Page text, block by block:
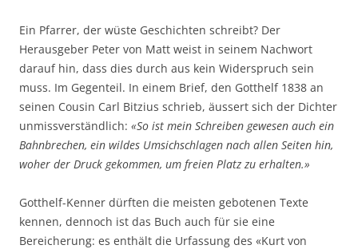
Ein Pfarrer, der wüste Geschichten schreibt? Der
Herausgeber Peter von Matt weist in seinem Nachwort
darauf hin, dass dies durch aus kein Widerspruch sein
muss. Im Gegenteil. In einem Brief, den Gotthelf 1838 an
seinen Cousin Carl Bitzius schrieb, äussert sich der Dichter
unmissverständlich: «So ist mein Schreiben gewesen auch ein
Bahnbrechen, ein wildes Umsichschlagen nach allen Seiten hin,
woher der Druck gekommen, um freien Platz zu erhalten.»
Gotthelf-Kenner dürften die meisten gebotenen Texte
kennen, dennoch ist das Buch auch für sie eine
Bereicherung: es enthält die Urfassung des «Kurt von